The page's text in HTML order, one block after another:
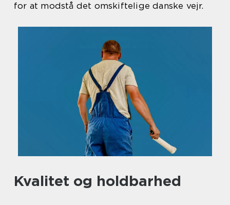
for at modstå det omskiftelige danske vejr.
Kvalitet og holdbarhed